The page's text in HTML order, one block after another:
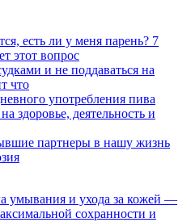
есть ли у меня парень? 7
этот вопрос
и не поддаваться на
что
употребления пива
здоровье, деятельность и
партнеры в нашу жизнь
умывания и ухода за кожей —
сохранности и